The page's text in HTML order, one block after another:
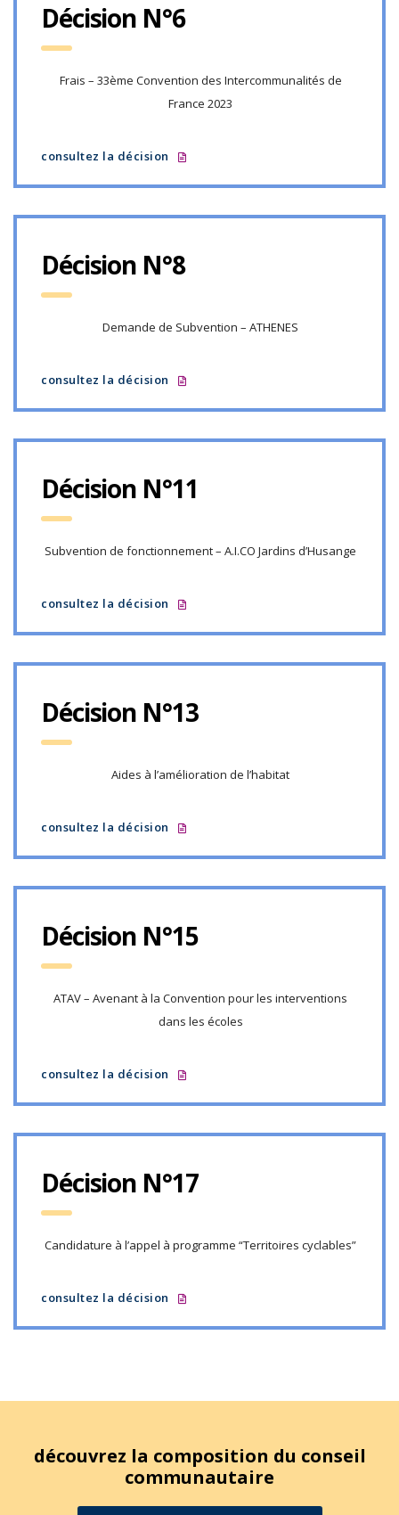
Décision N°6
Frais – 33ème Convention des Intercommunalités de
France 2023
consultez la décision
Décision N°8
Demande de Subvention – ATHENES
consultez la décision
Décision N°11
Subvention de fonctionnement – A.I.CO Jardins d’Husange
consultez la décision
Décision N°13
Aides à l’amélioration de l’habitat
consultez la décision
Décision N°15
ATAV – Avenant à la Convention pour les interventions
dans les écoles
consultez la décision
Décision N°17
Candidature à l’appel à programme “Territoires cyclables”
consultez la décision
découvrez la composition du conseil
communautaire